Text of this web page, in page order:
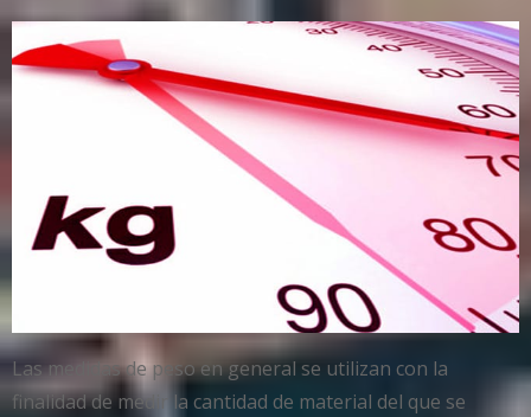
Las medidas de peso en general se utilizan con la
finalidad de medir la cantidad de material del que se